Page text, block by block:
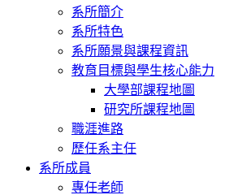
系所簡介
系所特色
系所願景與課程資訊
教育目標與學生核心能力
大學部課程地圖
研究所課程地圖
職涯進路
歷任系主任
系所成員
專任老師